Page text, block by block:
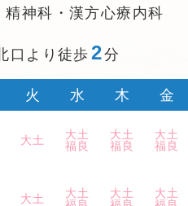
精神科・漢方心療内科
口より徒歩 2分
火 水 木 金
大土
大土
福良
大土
福良
大土
福良
大土
大土
大土
大土